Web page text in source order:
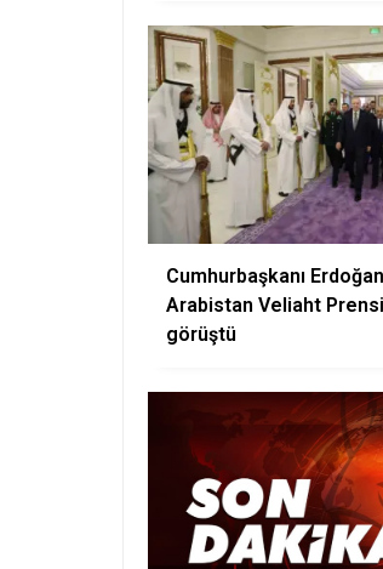
Cumhurbaşkanı
Arabistan Veliaht
görüştü